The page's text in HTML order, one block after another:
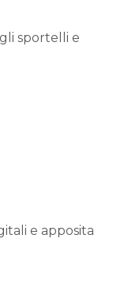
sportelli e
e apposita